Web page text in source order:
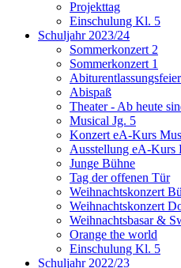
Projekttag
Einschulung Kl. 5
Schuljahr 2023/24
Sommerkonzert 2
Sommerkonzert 1
Abiturentlassungsfeier
Abispaß
Theater - Ab heute
Musical Jg. 5
Konzert eA-Kurs
Ausstellung eA-Kurs
Junge Bühne
Tag der offenen Tür
Weihnachtskonzert
Weihnachtskonzert
Weihnachtsbasar &
Orange the world
Einschulung Kl. 5
Schuljahr 2022/23